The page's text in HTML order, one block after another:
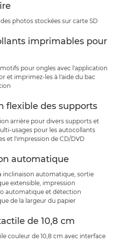
photos stockées sur carte SD
imprimables pour
motifs pour ongles avec l'application
et imprimez-les à l'aide du bac
flexible des supports
arrière pour divers supports et
usages pour les autocollants
et l'impression de CD/DVD
automatique
inclinaison automatique, sortie
extensible, impression
automatique et détection
de la largeur du papier
de 10,8 cm
couleur de 10,8 cm avec interface